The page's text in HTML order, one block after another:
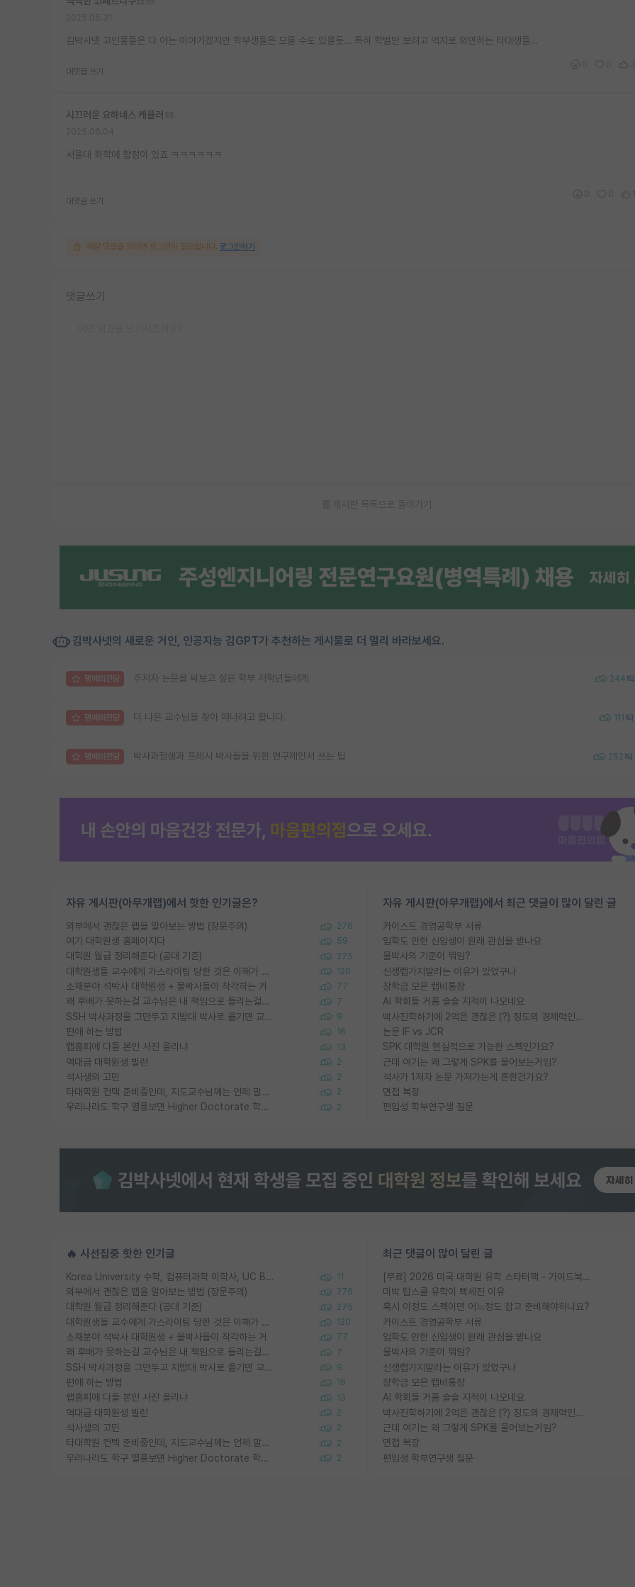
김박사넷 고인물들은 다 아는 이야기겠지만 학부생들은 모를 수도 있을듯… 특히 학벌만 보려고 억지로 외면하는 타대생들…
대댓글 쓰기
시끄러운 요하네스 케플러
서울대 화학에 함정이 있죠 ㅋㅋㅋㅋㅋㅋ
대댓글 쓰기
해당 댓글을 보려면 로그인이 필요합니다. 로그인하기
댓글쓰기
게시판 목록으로 돌아가기
김박사넷의 새로운 거인, 인공지능 김GPT가 추천하는 게시물로 더 멀리 바라보세요.
명예의전당 주저자 논문을 써보고 싶은 학부 저학년들에게 244
명예의전당 더 나은 교수님을 찾아 떠나려고 합니다. 111
명예의전당 박사과정생과 프레시 박사들을 위한 연구제안서 쓰는 팁 252
자유 게시판(아무개랩)에서 핫한 인기글은?
외부에서 괜찮은 랩을 알아보는 방법 (장문주의) 276
여기 대학원생 홈페이지다 59
대학원 월급 정리해준다 (공대 기준) 275
대학원생들 교수에게 가스라이팅 당한 것은 이해가 갑니다. 안타깝네요. 120
소재분야 석박사 대학원생 + 물박사들이 착각하는 거 77
왜 후배가 못하는걸 교수님은 내 책임으로 돌리는걸까요? 7
SSH 박사과정을 그만두고 지방대 박사로 옮기면 교수의 꿈은 끝일까요? 9
편애 하는 방법 16
랩홈피에 다들 본인 사진 올리냐 13
역대급 대학원생 빌런 2
석사생의 고민 2
타대학원 컨텍 준비중인데, 지도교수님께는 언제 말씀드려야 할까요? 2
우리나라도 학구 열풍보면 Higher Doctorate 학위가 필요하다고 봅니다. 2
자유 게시판(아무개랩)에서 최근 댓글이 많이 달린 글
카이스트 경영공학부 서류
입학도 안한 신입생이 원래 관심을 받나요
물박사의 기준이 뭐임?
신생랩가지말라는 이유가 있었구나
장학금 모은 랩비통장
AI 학회들 거품 슬슬 지적이 나오네요
박사진학하기에 2억은 괜찮은 (?) 정도의 경제력인가요
논문 IF vs JCR
SPK 대학원 현실적으로 가능한 스펙인가요?
근데 여기는 왜 그렇게 SPK를 물어보는거임?
석사가 1저자 논문 가져가는게 흔한건가요?
면접 복장
편입생 학부연구생 질문
🔥 시선집중 핫한 인기글
Korea University 수학, 컴퓨터과학 이학사, UC Berkeley 산업공학 대학원 공학박사가 되는 것은 쉽지 않겠죠? 11
외부에서 괜찮은 랩을 알아보는 방법 (장문주의) 276
대학원 월급 정리해준다 (공대 기준) 275
대학원생들 교수에게 가스라이팅 당한 것은 이해가 갑니다. 안타깝네요. 120
소재분야 석박사 대학원생 + 물박사들이 착각하는 거 77
왜 후배가 못하는걸 교수님은 내 책임으로 돌리는걸까요? 7
SSH 박사과정을 그만두고 지방대 박사로 옮기면 교수의 꿈은 끝일까요? 9
편애 하는 방법 16
랩홈피에 다들 본인 사진 올리냐 13
역대급 대학원생 빌런 2
석사생의 고민 2
타대학원 컨텍 준비중인데, 지도교수님께는 언제 말씀드려야 할까요? 2
우리나라도 학구 열풍보면 Higher Doctorate 학위가 필요하다고 봅니다. 2
최근 댓글이 많이 달린 글
[무료] 2026 미국 대학원 유학 스타터팩 - 가이드북 & 합격자 컨택메일 템플릿
미박 탑스쿨 유학이 빡세진 이유
혹시 이정도 스펙이면 어느정도 잡고 준비해야하나요?
카이스트 경영공학부 서류
입학도 안한 신입생이 원래 관심을 받나요
물박사의 기준이 뭐임?
신생랩가지말라는 이유가 있었구나
장학금 모은 랩비통장
AI 학회들 거품 슬슬 지적이 나오네요
박사진학하기에 2억은 괜찮은 (?) 정도의 경제력인가요
근데 여기는 왜 그렇게 SPK를 물어보는거임?
면접 복장
편입생 학부연구생 질문